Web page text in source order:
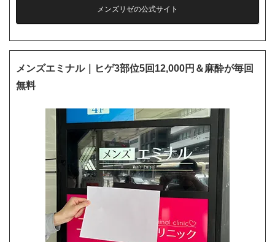
メンズリゼの公式サイト
メンズエミナル｜ヒゲ3部位5回12,000円＆麻酔が毎回
無料